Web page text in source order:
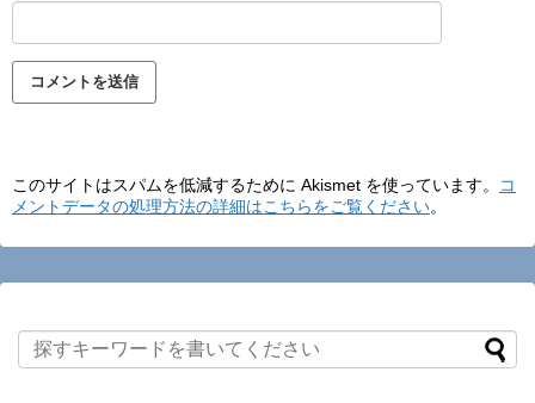
このサイトはスパムを低減するために Akismet を使っています。
コ
メントデータの処理方法の詳細はこちらをご覧ください。